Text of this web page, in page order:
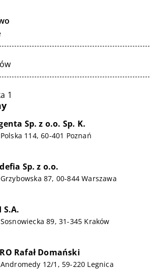
1
Sp. z o.o. Sp. K.
114, 60-401 Poznań
Sp. z o.o.
87, 00-844 Warszawa
S.A.
89, 31-345 Kraków
Rafał Domański
12/1, 59-220 Legnica